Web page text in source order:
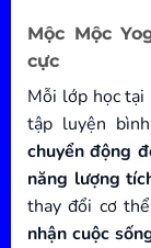
Mộc Mộc
cực
Mỗi lớp học tại
tập luyện
chuyển động
năng lượng
thay đổi cơ
nhận cuộc